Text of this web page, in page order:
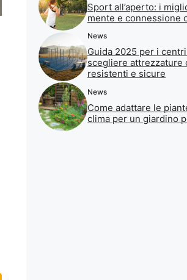
Sport all’aperto: i
mente e connessione
News
Guida 2025 per i
scegliere attrezzature
resistenti e sicure
News
Come adattare le
clima per un giardino